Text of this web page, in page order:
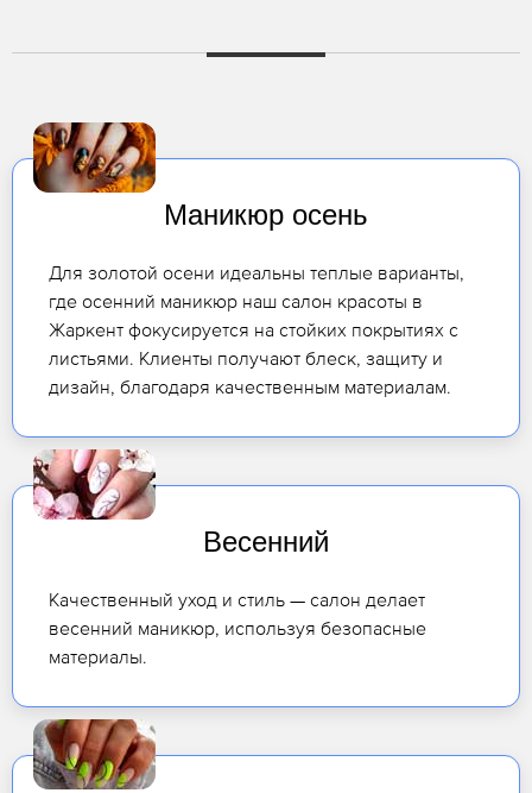
Маникюр осень
Для золотой осени идеальны теплые варианты,
где осенний маникюр наш салон красоты в
Жаркент фокусируется на стойких покрытиях с
листьями. Клиенты получают блеск, защиту и
дизайн, благодаря качественным материалам.
Весенний
Качественный уход и стиль — салон делает
весенний маникюр, используя безопасные
материалы.